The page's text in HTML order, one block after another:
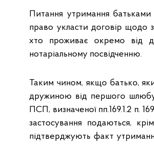
Питання утримання
право укласти договір щодо
хто проживає окремо від
нотаріальному посвідченню.
Таким чином, якщо батько,
дружиною від першого
ПСП, визначеної пп.169.1.2 п.
застосування подаються,
підтверджують факт